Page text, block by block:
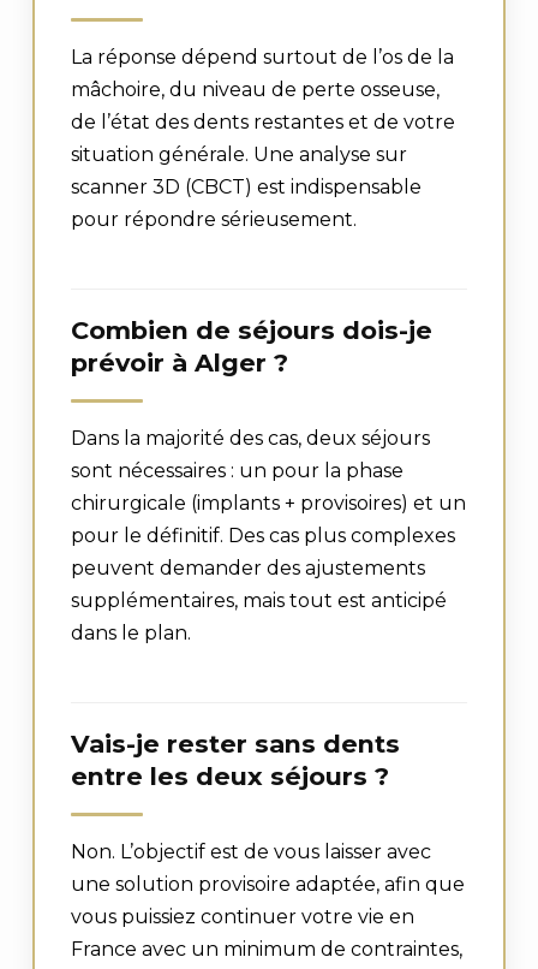
La réponse dépend surtout de l’os de la
mâchoire, du niveau de perte osseuse,
de l’état des dents restantes et de votre
situation générale. Une analyse sur
scanner 3D (CBCT) est indispensable
pour répondre sérieusement.
Combien de séjours dois-je
prévoir à Alger ?
Dans la majorité des cas, deux séjours
sont nécessaires : un pour la phase
chirurgicale (implants + provisoires) et un
pour le définitif. Des cas plus complexes
peuvent demander des ajustements
supplémentaires, mais tout est anticipé
dans le plan.
Vais-je rester sans dents
entre les deux séjours ?
Non. L’objectif est de vous laisser avec
une solution provisoire adaptée, afin que
vous puissiez continuer votre vie en
France avec un minimum de contraintes,